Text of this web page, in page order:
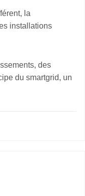
la
installations
des
du smartgrid, un